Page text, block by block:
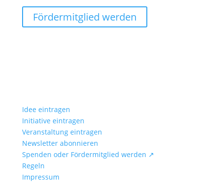
Fördermitglied werden
Idee eintragen
Initiative eintragen
Veranstaltung eintragen
Newsletter abonnieren
Spenden oder Fördermitglied werden ↗
Regeln
Impressum